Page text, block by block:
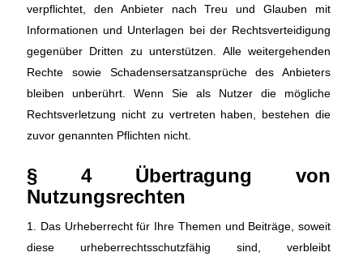
verpflichtet, den Anbieter nach Treu und Glauben mit
Informationen und Unterlagen bei der Rechtsverteidigung
gegenüber Dritten zu unterstützen. Alle weitergehenden
Rechte sowie Schadensersatzansprüche des Anbieters
bleiben unberührt. Wenn Sie als Nutzer die mögliche
Rechtsverletzung nicht zu vertreten haben, bestehen die
zuvor genannten Pflichten nicht.
§ 4 Übertragung von
Nutzungsrechten
1. Das Urheberrecht für Ihre Themen und Beiträge, soweit
diese urheberrechtsschutzfähig sind, verbleibt